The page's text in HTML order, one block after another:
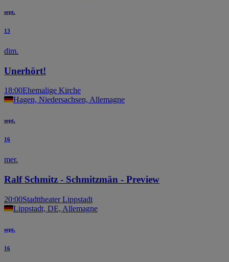
sept.
13
dim.
Unerhört!
18:00Ehemalige Kirche
Hagen, Niedersachsen, Allemagne
sept.
16
mer.
Ralf Schmitz - Schmitzmän - Preview
20:00Stadttheater Lippstadt
Lippstadt, DE, Allemagne
sept.
16